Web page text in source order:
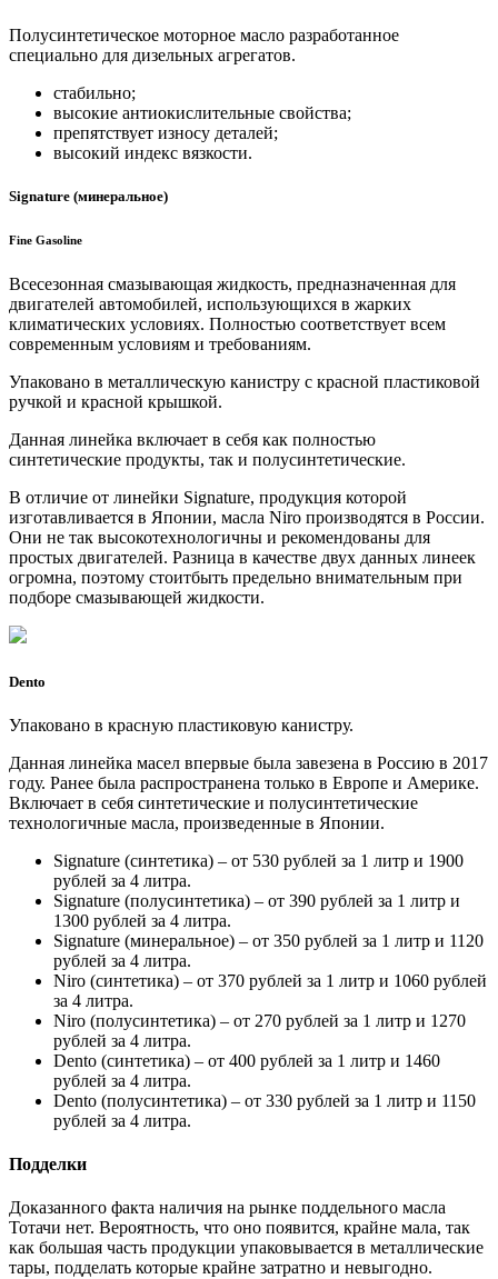
Полусинтетическое моторное масло разработанное
специально для дизельных агрегатов.
стабильно;
высокие антиокислительные свойства;
препятствует износу деталей;
высокий индекс вязкости.
Signature (минеральное)
Fine Gasoline
Всесезонная смазывающая жидкость, предназначенная для
двигателей автомобилей, использующихся в жарких
климатических условиях. Полностью соответствует всем
современным условиям и требованиям.
Упаковано в металлическую канистру с красной пластиковой
ручкой и красной крышкой.
Данная линейка включает в себя как полностью
синтетические продукты, так и полусинтетические.
В отличие от линейки Signature, продукция которой
изготавливается в Японии, масла Niro производятся в России.
Они не так высокотехнологичны и рекомендованы для
простых двигателей. Разница в качестве двух данных линеек
огромна, поэтому стоитбыть предельно внимательным при
подборе смазывающей жидкости.
Dento
Упаковано в красную пластиковую канистру.
Данная линейка масел впервые была завезена в Россию в 2017
году. Ранее была распространена только в Европе и Америке.
Включает в себя синтетические и полусинтетические
технологичные масла, произведенные в Японии.
Signature (синтетика) – от 530 рублей за 1 литр и 1900
рублей за 4 литра.
Signature (полусинтетика) – от 390 рублей за 1 литр и
1300 рублей за 4 литра.
Signature (минеральное) – от 350 рублей за 1 литр и 1120
рублей за 4 литра.
Niro (синтетика) – от 370 рублей за 1 литр и 1060 рублей
за 4 литра.
Niro (полусинтетика) – от 270 рублей за 1 литр и 1270
рублей за 4 литра.
Dento (синтетика) – от 400 рублей за 1 литр и 1460
рублей за 4 литра.
Dento (полусинтетика) – от 330 рублей за 1 литр и 1150
рублей за 4 литра.
Подделки
Доказанного факта наличия на рынке поддельного масла
Тотачи нет. Вероятность, что оно появится, крайне мала, так
как большая часть продукции упаковывается в металлические
тары, подделать которые крайне затратно и невыгодно.